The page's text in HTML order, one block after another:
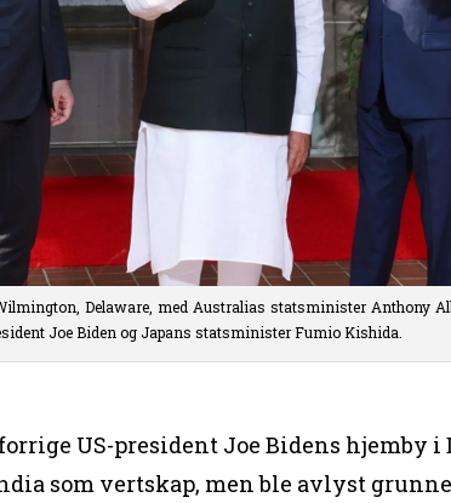
Delaware, med Australias statsminister Anthony
Joe Biden og Japans statsminister Fumio Kishida.
US-president Joe Bidens hjemby
som vertskap, men ble avlyst